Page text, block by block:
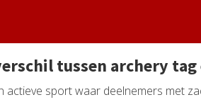
tussen archery
actieve sport waar deelnemers met